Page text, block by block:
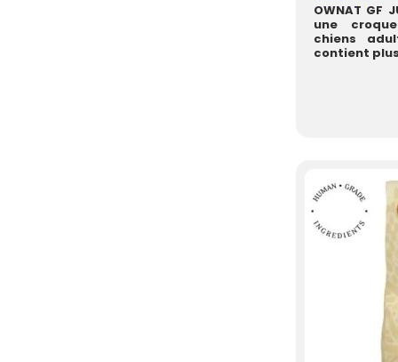
OWNAT GF
une
chiens
contient